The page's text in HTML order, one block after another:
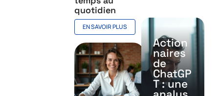
quotidien
EN SAVOIR PLUS
Action
naires
de
ChatGP
T : une